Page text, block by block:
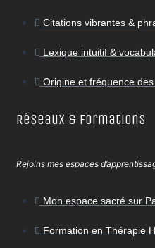
Citations vibrantes &
Lexique intuitif &
Origine et fréquence
Réseaux & Formations
Rejoins mes espaces
Mon espace sacré sur
Formation en Thérapie